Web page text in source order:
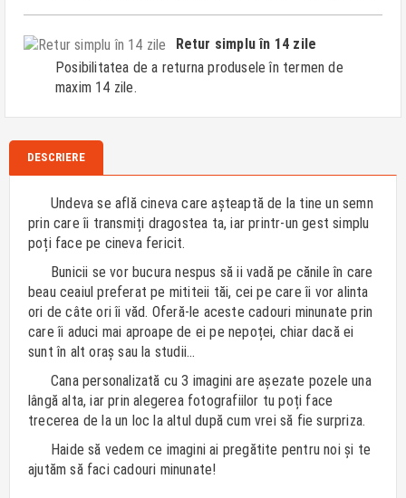
Retur simplu în 14 zile
Posibilitatea de a returna produsele în termen de
maxim 14 zile.
DESCRIERE
Undeva se află cineva care așteaptă de la tine un semn
prin care îi transmiți dragostea ta, iar printr-un gest simplu
poți face pe cineva fericit.
Bunicii se vor bucura nespus să ii vadă pe cănile în care
beau ceaiul preferat pe mititeii tăi, cei pe care îi vor alinta
ori de câte ori îi văd. Oferă-le aceste cadouri minunate prin
care îi aduci mai aproape de ei pe nepoței, chiar dacă ei
sunt în alt oraș sau la studii...
Cana personalizată cu 3 imagini are așezate pozele una
lângă alta, iar prin alegerea fotografiilor tu poți face
trecerea de la un loc la altul după cum vrei să fie surpriza.
Haide să vedem ce imagini ai pregătite pentru noi și te
ajutăm să faci cadouri minunate!